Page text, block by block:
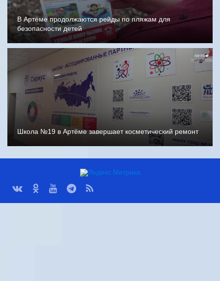
В Артёме продолжаются рейды по пляжам для
безопасности детей
Школа №19 в Артёме завершает косметический ремонт